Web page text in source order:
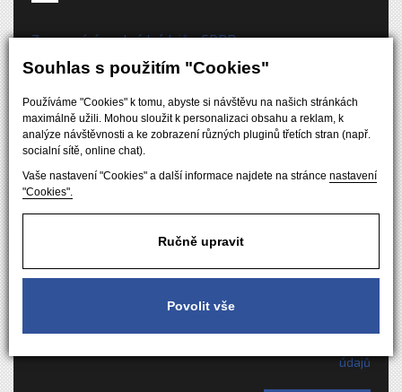
Souhlas s použitím "Cookies"
Používáme "Cookies" k tomu, abyste si návštěvu na našich stránkách
maximálně užili. Mohou sloužit k personalizaci obsahu a reklam, k
analýze návštěvnosti a ke zobrazení různých pluginů třetích stran (např.
socialní sítě, online chat).
Vaše nastavení "Cookies" a další informace najdete na stránce nastavení
"Cookies".
Ručně upravit
Povolit vše
Zpracování osobních údajů - GDPR
E-mailová adresa
údajů